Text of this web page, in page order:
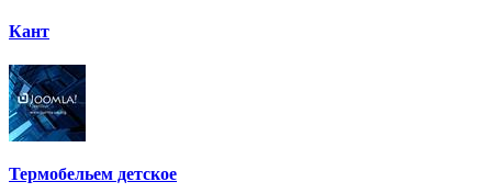
Кант
Термобельем детское